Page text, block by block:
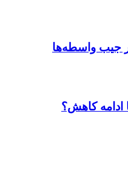
جیب واسطه‌ها
ادامه کاهش؟